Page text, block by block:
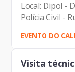
Local: Dipol -
Polícia Civil -
Pauta: Troca
Participantes:
PRODAM
EVENTO DO
Visita